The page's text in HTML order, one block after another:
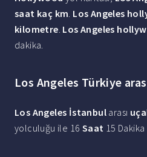
saat kaç km. Los Angeles
kilometre. Los Angeles
dakika.
Los Angeles Türkiye
Los Angeles İstanbul arası
yolculuğu ile 16 Saat 15